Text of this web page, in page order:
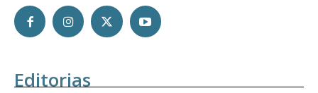
Editorias